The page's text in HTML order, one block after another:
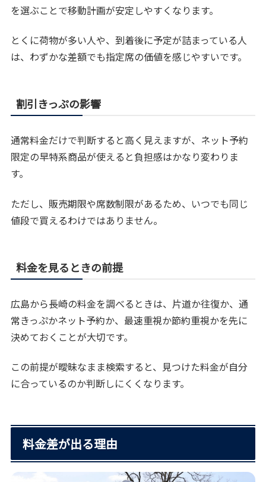
を選ぶことで移動計画が安定しやすくなります。
とくに荷物が多い人や、到着後に予定が詰まっている人
は、わずかな差額でも指定席の価値を感じやすいです。
割引きっぷの影響
通常料金だけで判断すると高く見えますが、ネット予約
限定の早特系商品が使えると負担感はかなり変わりま
す。
ただし、販売期限や席数制限があるため、いつでも同じ
値段で買えるわけではありません。
料金を見るときの前提
広島から長崎の料金を調べるときは、片道か往復か、通
常きっぷかネット予約か、最速重視か節約重視かを先に
決めておくことが大切です。
この前提が曖昧なまま検索すると、見つけた料金が自分
に合っているのか判断しにくくなります。
料金差が出る理由